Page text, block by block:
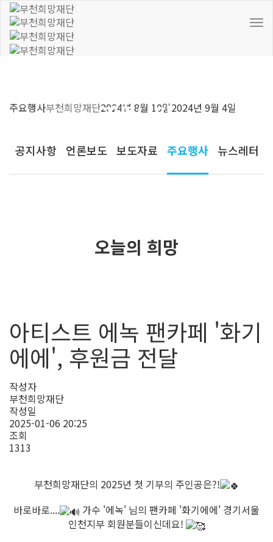
주요행사부천희망재단2024년 8월 10일2024년 9월 4일
커뮤니티
공지사항 언론보도 보도자료 주요행사 뉴스레터
오늘의 희망
아티스트 에녹 팬카페 '화기
에에', 후원금 전달
작성자
부천희망재단
작성일
2025-01-06 20:25
조회
1313
부천희망재단의 2025년 첫 기부의 주인공은?!
바로바로....
가수 '에녹' 님의 팬카페 '화기에에' 경기서울
인천지부 회원분들이신데요!